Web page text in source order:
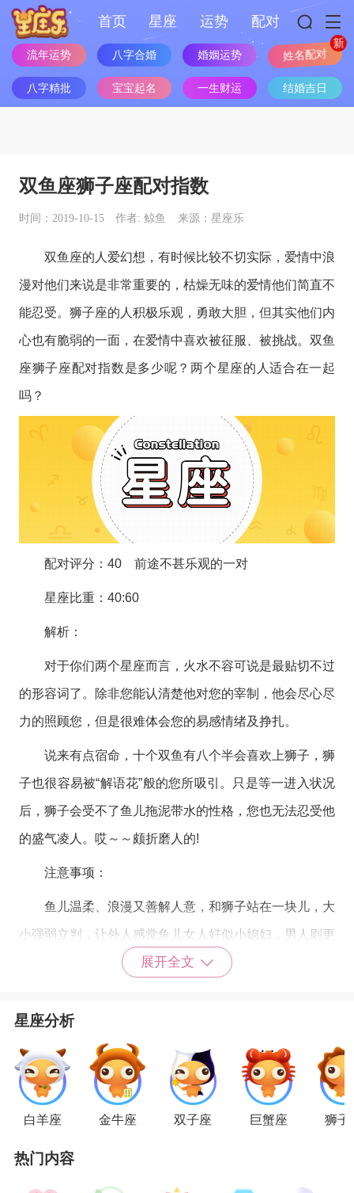
首页 星座 运势 配对
流年运势 八字合婚 婚姻运势 姓名配对
八字精批 宝宝起名 一生财运 结婚吉日
双鱼座狮子座配对指数
时间：2019-10-15 作者: 鲸鱼 来源：星座乐
双鱼座的人爱幻想，有时候比较不切实际，爱情中浪
漫对他们来说是非常重要的，枯燥无味的爱情他们简直不
能忍受。 狮子座的人积极乐观，勇敢大胆，但其实他们内
心也有脆弱的一面，在爱情中喜欢被征服、被挑战。双鱼
座狮子座配对指数是多少呢？两个星座的人适合在一起
吗？
配对评分：40 前途不甚乐观的一对
星座比重：40:60
解析：
对于你们两个星座而言，火水不容可说是最贴切不过
的形容词了。除非您能认清楚他对您的宰制，他会尽心尽
力的照顾您，但是很难体会您的易感情绪及挣扎。
说来有点宿命，十个双鱼有八个半会喜欢上狮子，狮
子也很容易被“解语花”般的您所吸引。只是等一进入状况
后，狮子会受不了鱼儿拖泥带水的性格，您也无法忍受他
的盛气凌人。哎～～颇折磨人的!
注意事项：
鱼儿温柔、浪漫又善解人意，和狮子站在一块儿，大
小强弱立判，让外人感觉鱼儿女人好似小媳妇，男人则更
显彰了他的大丈夫气概(即使是女狮男鱼，仍可以感受到
分的低分中，开创幸福未来的组合。
若是您真的已跌入狮子的情网，那么切记先建立沟通
方式，尤其是您自己的表达形式。不少狮鱼组合的最大问
题，在於鱼儿的“软性”，总不会明确且强硬地将自己的意
抓狂，亦伤他的王者自尊!要知道：狮子的粗枝大叶，有
时不一定是来自於天性，很有可能是因为您的闷不吭声所
展开全文
星座分析
白羊座 金牛座 双子座 巨蟹座 狮子
热门内容